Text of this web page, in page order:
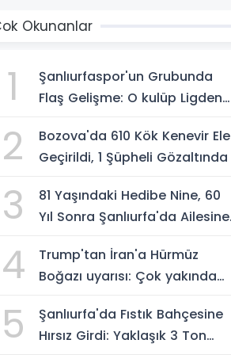
Okunanlar
1
Şanlıurfaspor'un Grubunda
Flaş Gelişme: O kulüp Ligden
2
Bozova'da 610 Kök Kenevir Ele
Geçirildi, 1 Şüpheli Gözaltında
3
81 Yaşındaki Hedibe Nine, 60
Yıl Sonra Şanlıurfa'da Ailesine
Olsun
4
Trump'tan İran'a Hürmüz
Boğazı uyarısı: Çok yakında
vurulacak
5
Şanlıurfa'da Fıstık Bahçesine
Hırsız Girdi: Yaklaşık 3 Ton